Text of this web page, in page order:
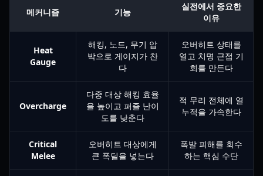
메커니즘 기능
실전에서 중요한
이유
Heat
Gauge
해킹, 노드, 무기 압
박으로 게이지가 찬
다
오버히트 상태를
열고 치명 근접 기
회를 만든다
Overcharge
다중 대상 해킹 효율
을 높이고 퍼즐 난이
도를 낮춘다
적 무리 전체에 열
누적을 가속한다
Critical
Melee
오버히트 대상에게
큰 폭딜을 넣는다
폭발 피해를 회수
하는 핵심 수단